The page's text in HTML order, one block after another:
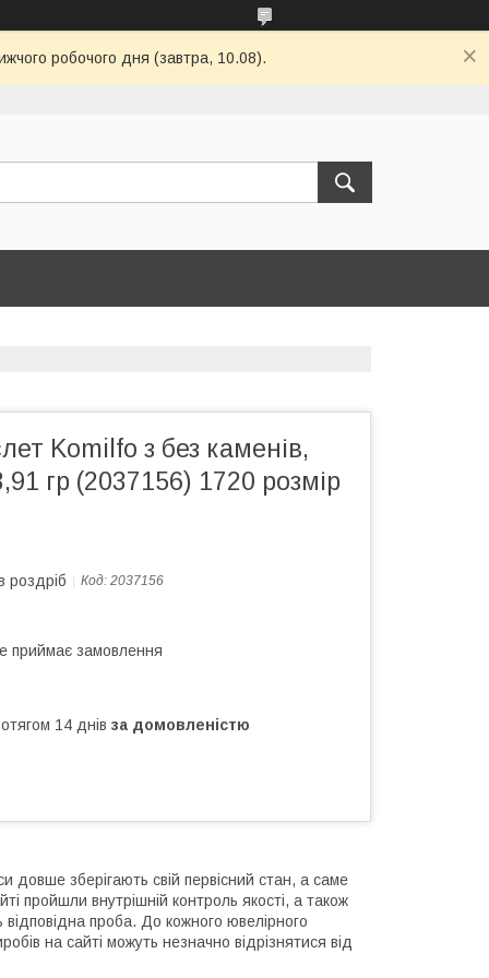
робочого дня (завтра, 10.08).
Komilfo з без каменів,
гр (2037156) 1720 розмір
роздріб Код: 2037156
приймає замовлення
14 днів за домовленістю
довше зберігають свій первісний стан, а саме
пройшли внутрішній контроль якості, а також
відповідна проба. До кожного ювелірного
на сайті можуть незначно відрізнятися від